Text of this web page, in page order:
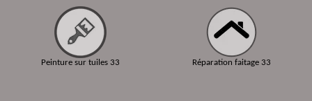
Peinture sur tuiles 33 Réparation faitage 33